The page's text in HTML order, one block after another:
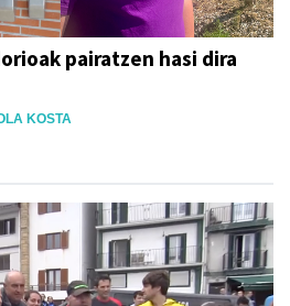
pairatzen hasi dira
KOSTA